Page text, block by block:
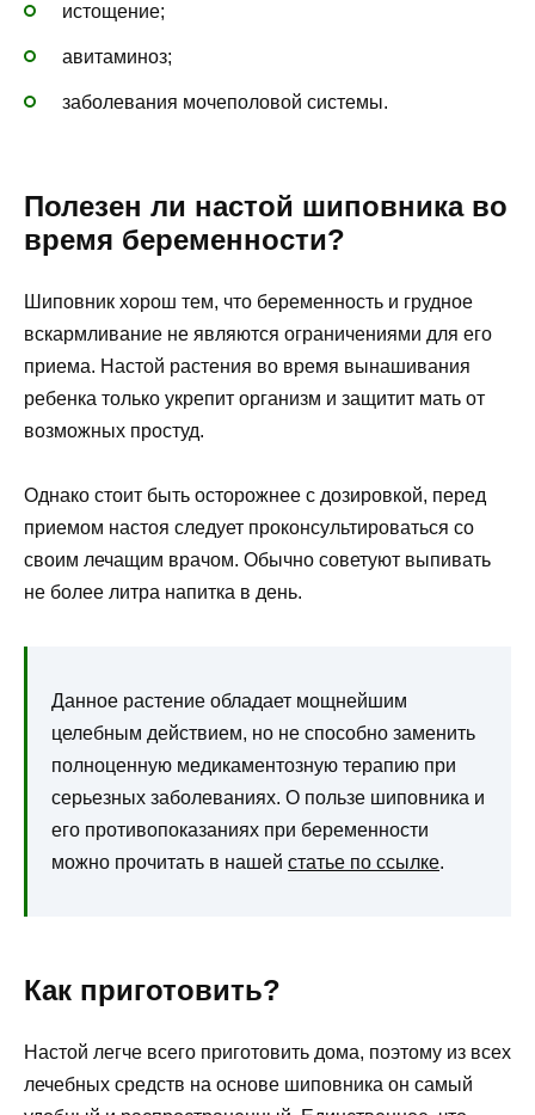
истощение;
авитаминоз;
заболевания мочеполовой системы.
Полезен ли настой шиповника во
время беременности?
Шиповник хорош тем, что беременность и грудное
вскармливание не являются ограничениями для его
приема. Настой растения во время вынашивания
ребенка только укрепит организм и защитит мать от
возможных простуд.
Однако стоит быть осторожнее с дозировкой, перед
приемом настоя следует проконсультироваться со
своим лечащим врачом. Обычно советуют выпивать
не более литра напитка в день.
Данное растение обладает мощнейшим
целебным действием, но не способно заменить
полноценную медикаментозную терапию при
серьезных заболеваниях. О пользе шиповника и
его противопоказаниях при беременности
можно прочитать в нашей статье по ссылке.
Как приготовить?
Настой легче всего приготовить дома, поэтому из всех
лечебных средств на основе шиповника он самый